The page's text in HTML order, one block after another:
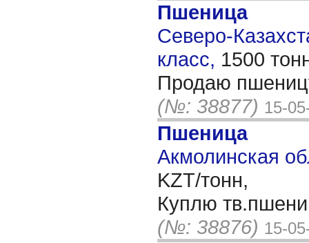
Пшеница
Северо-
класс, 1500
Продаю
(№: 38877) 15-
Пшеница
Акмолинская
KZT/тонн,
Куплю
(№: 38876) 15-